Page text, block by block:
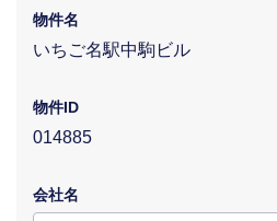
物件名
いちご名駅中駒ビル
物件ID
014885
会社名